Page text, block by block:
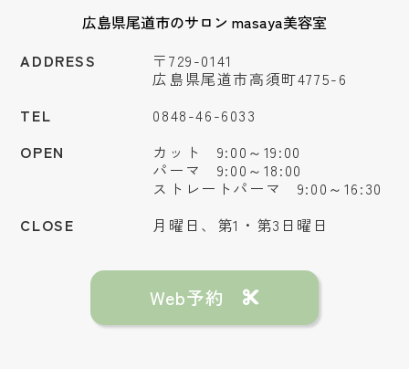
広島県尾道市のサロン masaya美容室
ADDRESS
〒729-0141
広島県尾道市高須町4775-6
TEL
0848-46-6033
OPEN
カット 9:00～19:00
パーマ 9:00～18:00
ストレートパーマ 9:00～16:30
CLOSE
月曜日、第1・第3日曜日
Web予約